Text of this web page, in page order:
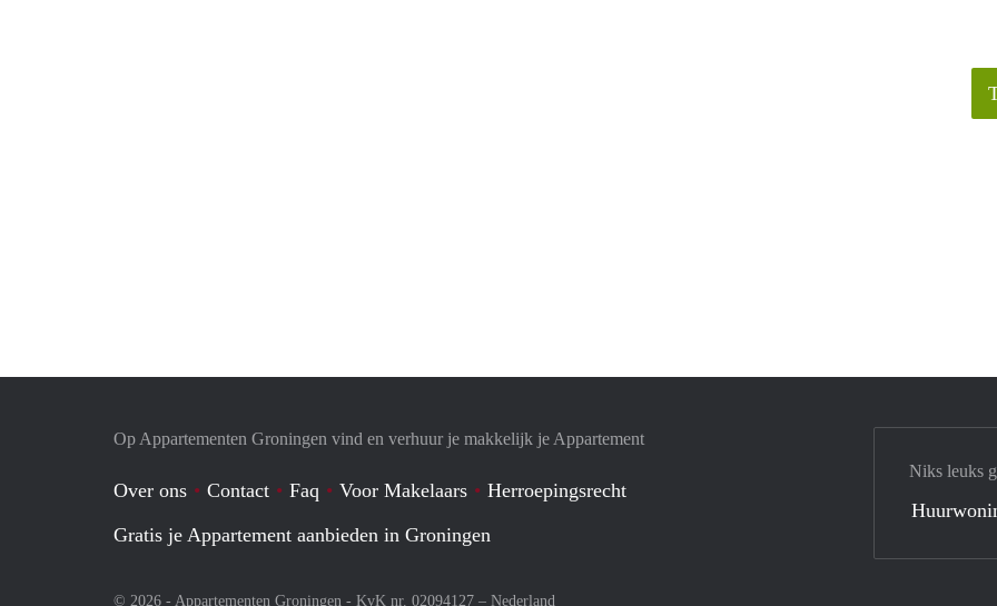
Op Appartementen Groningen vind en verhuur je makkelijk je Appartement
Over ons Contact Faq Voor Makelaars
Herroepingsrecht
Gratis je Appartement aanbieden in Groningen
© 2026 - Appartementen Groningen - KvK nr. 02094127 – Nederland
Niks leuks